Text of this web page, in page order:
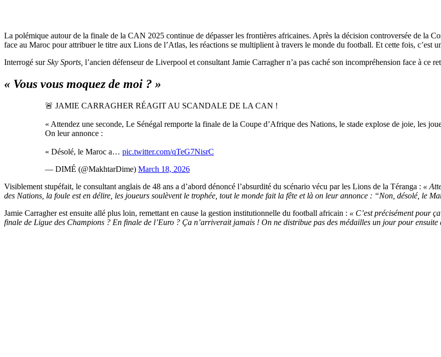
La polémique autour de la finale de la CAN 2025 continue de dépasser les frontières africaines. Après la décision controversée de la
face au Maroc pour attribuer le titre aux Lions de l’Atlas, les réactions se multiplient à travers le monde du football. Et cette fois, c’est
Interrogé surSky Sports, l’ancien défenseur de Liverpool et consultant Jamie Carragher n’a pas caché son incompréhension face à ce
« Vous vous moquez de moi ? »
🚨 JAMIE CARRAGHER RÉAGIT AU SCANDALE DE LA CAN !
« Attendez une seconde, Le Sénégal remporte la finale de la Coupe d’Afrique des Nations, le stade explose de joie, les
On leur annonce :
« Désolé, le Maroc a… pic.twitter.com/qTeG7NisrC
— DIMÉ (@MakhtarDime) March 18, 2026
Visiblement stupéfait, le consultant anglais de 48 ans a d’abord dénoncé l’absurdité du scénario vécu par les Lions de la Téranga : «
des Nations, la foule est en délire, les joueurs soulèvent le trophée, tout le monde fait la fête et là on leur annonce : “Non, désolé, le
Jamie Carragher est ensuite allé plus loin, remettant en cause la gestion institutionnelle du football africain : « C’est précisément pour
finale de Ligue des Champions ? En finale de l’Euro ? Ça n’arriverait jamais ! On ne distribue pas des médailles un jour pour